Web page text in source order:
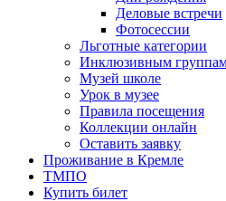
Деловые встречи
Фотосессии
Льготные категории
Инклюзивным
Музей школе
Урок в музее
Правила посещения
Коллекции онлайн
Оставить заявку
Проживание в Кремле
ТМПО
Купить билет